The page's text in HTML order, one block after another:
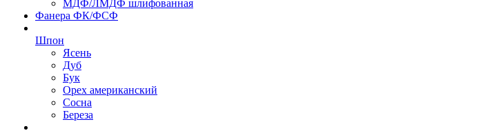
МДФ/ЛМДФ шлифованная
Фанера ФК/ФСФ
Шпон
Ясень
Дуб
Бук
Орех американский
Сосна
Береза